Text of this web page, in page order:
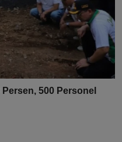
500 Personel